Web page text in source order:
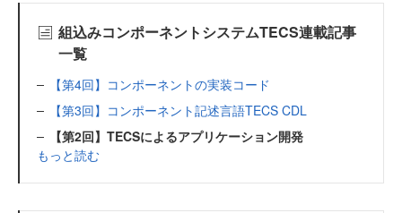
組込みコンポーネントシステムTECS連載記事
一覧
【第4回】コンポーネントの実装コード
【第3回】コンポーネント記述言語TECS CDL
【第2回】TECSによるアプリケーション開発
もっと読む